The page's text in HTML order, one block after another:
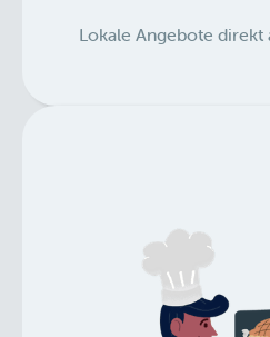
Lokale Angebote direkt